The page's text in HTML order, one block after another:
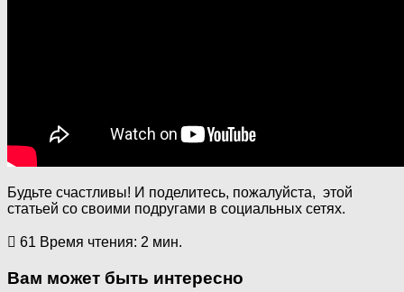
Будьте счастливы! И поделитесь, пожалуйста, этой
статьей со своими подругами в социальных сетях.
61 Время чтения: 2 мин.
Вам может быть интересно